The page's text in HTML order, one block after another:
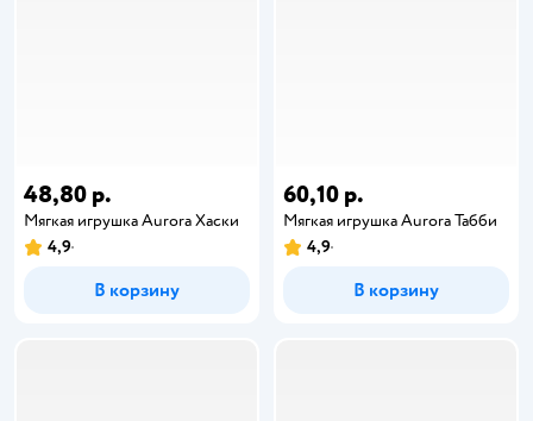
48,80 р.
Мягкая игрушка Aurora Хаски
4,9
В корзину
60,10 р.
Мягкая игрушка Aurora Табби
4,9
В корзину